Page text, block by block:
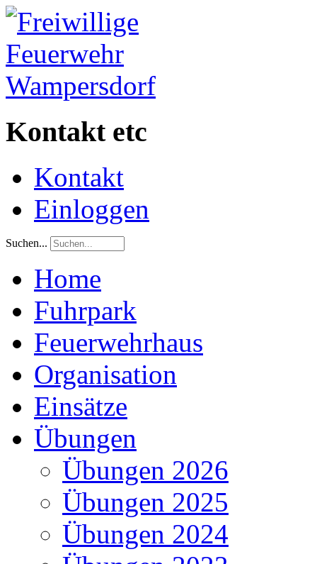
Kontakt etc
Kontakt
Einloggen
Suchen...
Home
Fuhrpark
Feuerwehrhaus
Organisation
Einsätze
Übungen
Übungen 2026
Übungen 2025
Übungen 2024